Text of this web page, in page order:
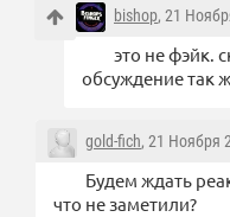
bishop, 21
это не фэйк.
обсуждение так
gold-fich, 21 Ноября
Будем ждать
что не заметили?